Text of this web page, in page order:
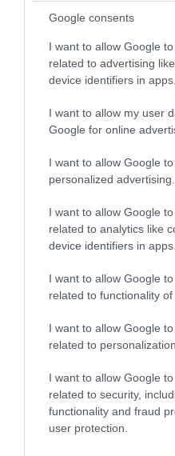
Google consents
I want to allow Google
related to advertising
device identifiers in apps.
I want to allow my user
Google for online
I want to allow Google
personalized advertising.
I want to allow Google
related to analytics like
device identifiers in apps.
I want to allow Google
related to functionality
I want to allow Google
related to personalization.
I want to allow Google
related to security,
functionality and fraud
user protection.
Έκρηξη σε
κοντά στη Δαμασκό
νεκρούς και
Το Ιράν φέρνει
Στενά του Ορμούζ
Συν 20% στα φορτία